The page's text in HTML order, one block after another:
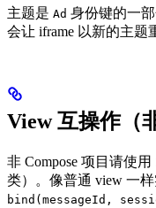
主题是 Ad 身份键的一
会让 iframe 以新的主题
View 互操作（
非 Compose 项目请使用
类）。像普通 view 一
bind(messageId,